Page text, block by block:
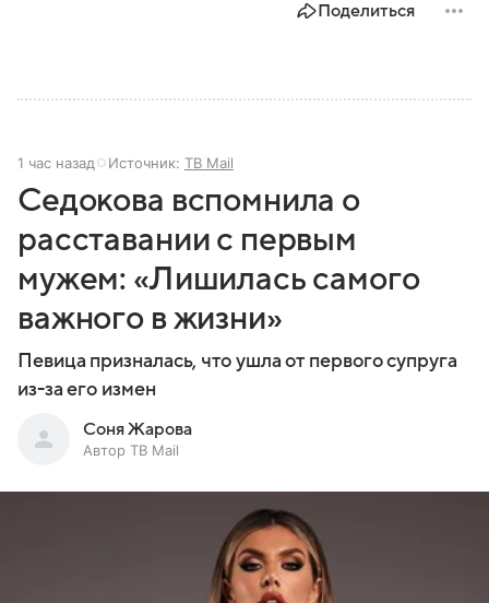
Поделиться
1 час назад Источник: ТВ Mail
Седокова вспомнила о
расставании с первым
мужем: «Лишилась самого
важного в жизни»
Певица призналась, что ушла от первого супруга
из-за его измен
Соня Жарова
Автор ТВ Mail